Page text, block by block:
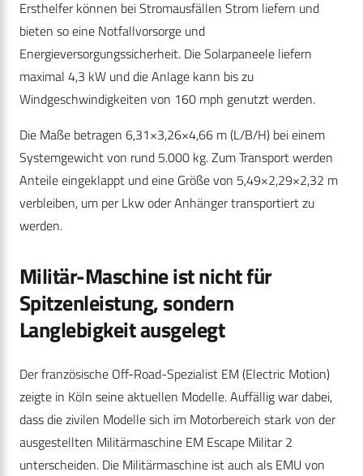
Ersthelfer können bei Stromausfällen Strom liefern und
bieten so eine Notfallvorsorge und
Energieversorgungssicherheit. Die Solarpaneele liefern
maximal 4,3 kW und die Anlage kann bis zu
Windgeschwindigkeiten von 160 mph genutzt werden.
Die Maße betragen 6,31×3,26×4,66 m (L/B/H) bei einem
Systemgewicht von rund 5.000 kg. Zum Transport werden
Anteile eingeklappt und eine Größe von 5,49×2,29×2,32 m
verbleiben, um per Lkw oder Anhänger transportiert zu
werden.
Militär-Maschine ist nicht für
Spitzenleistung, sondern
Langlebigkeit ausgelegt
Der französische Off-Road-Spezialist EM (Electric Motion)
zeigte in Köln seine aktuellen Modelle. Auffällig war dabei,
dass die zivilen Modelle sich im Motorbereich stark von der
ausgestellten Militärmaschine EM Escape Militar 2
unterscheiden. Die Militärmaschine ist auch als EMU von